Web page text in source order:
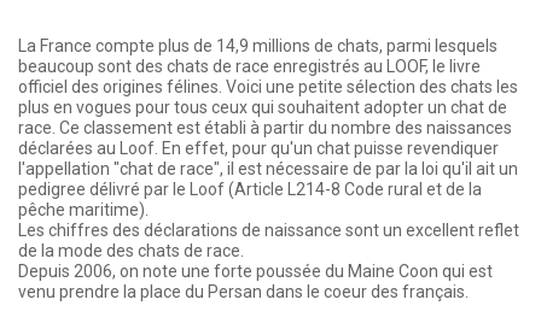
La France compte plus de 14,9 millions de chats, parmi lesquels
beaucoup sont des chats de race enregistrés au LOOF, le livre
officiel des origines félines. Voici une petite sélection des chats les
plus en vogues pour tous ceux qui souhaitent adopter un chat de
race. Ce classement est établi à partir du nombre des naissances
déclarées au Loof. En effet, pour qu'un chat puisse revendiquer
l'appellation "chat de race", il est nécessaire de par la loi qu'il ait un
pedigree délivré par le Loof (Article L214-8 Code rural et de la
pêche maritime).
Les chiffres des déclarations de naissance sont un excellent reflet
de la mode des chats de race.
Depuis 2006, on note une forte poussée du Maine Coon qui est
venu prendre la place du Persan dans le coeur des français.